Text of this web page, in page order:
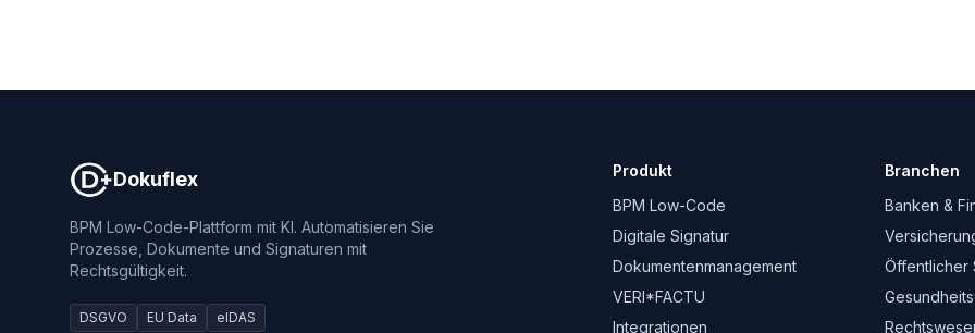
Dokuflex
BPM Low-Code-Plattform mit KI. Automatisieren Sie
Prozesse, Dokumente und Signaturen mit
Rechtsgültigkeit.
DSGVO EU Data eIDAS
Produkt
BPM Low-Code
Digitale Signatur
Dokumentenmanagement
VERI*FACTU
Integrationen
Branchen
Banken &
Öffentlicher